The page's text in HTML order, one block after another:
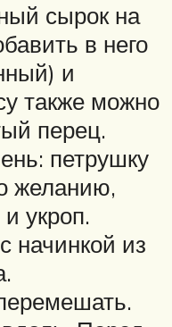
сырок на
в него
и
также можно
перец.
петрушку
желанию,
укроп.
начинкой из